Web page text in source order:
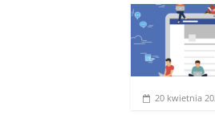
20 kwietnia